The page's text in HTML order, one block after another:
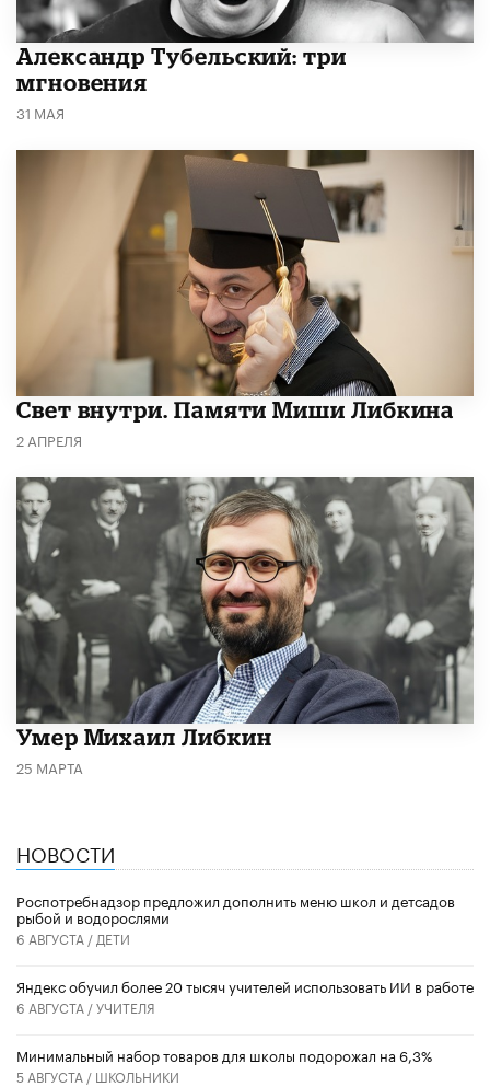
Александр Тубельский: три
мгновения
31 МАЯ
​Свет внутри. Памяти Миши Либкина
2 АПРЕЛЯ
​Умер Михаил Либкин
25 МАРТА
НОВОСТИ
Роспотребнадзор предложил дополнить меню школ и детсадов
рыбой и водорослями
6 АВГУСТА / ДЕТИ
​Яндекс обучил более 20 тысяч учителей использовать ИИ в работе
6 АВГУСТА /УЧИТЕЛЯ
Минимальный набор товаров для школы подорожал на 6,3%
5 АВГУСТА / ШКОЛЬНИКИ